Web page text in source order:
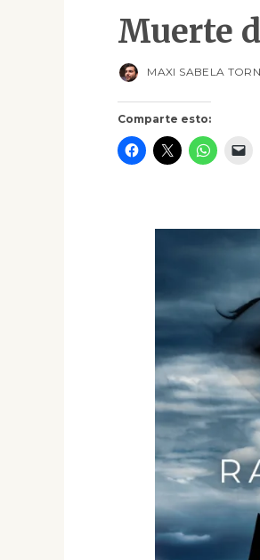
Muerte
Comparte esto:
MAXI SABELA